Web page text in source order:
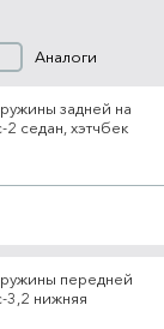
Аналоги
задней на
седан, хэтчбек
передней
нижняя